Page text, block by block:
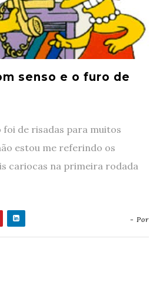
senso e o furo de
foi de risadas para muitos
estou me referindo os
cariocas na primeira rodada
- Por